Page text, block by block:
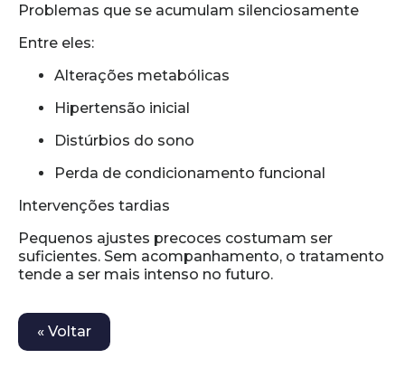
Problemas que se acumulam silenciosamente
Entre eles:
Alterações metabólicas
Hipertensão inicial
Distúrbios do sono
Perda de condicionamento funcional
Intervenções tardias
Pequenos ajustes precoces costumam ser
suficientes. Sem acompanhamento, o tratamento
tende a ser mais intenso no futuro.
« Voltar